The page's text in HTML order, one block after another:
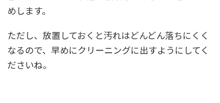
めします。
ただし、放置しておくと汚れはどんどん落ちにくく
なるので、早めにクリーニングに出すようにしてく
ださいね。